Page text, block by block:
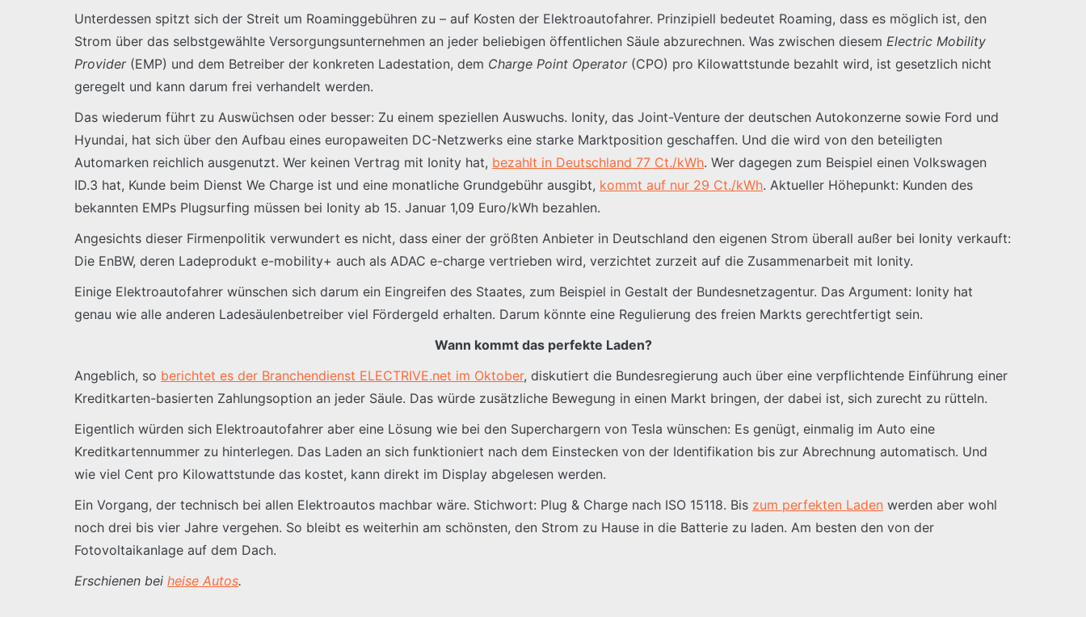
Unterdessen spitzt sich der Streit um Roaminggebühren zu – auf Kosten der Elektroautofahrer. Prinzipiell bedeutet Roaming, dass es möglich ist, den
Strom über das selbstgewählte Versorgungsunternehmen an jeder beliebigen öffentlichen Säule abzurechnen. Was zwischen diesem Electric Mobility
Provider (EMP) und dem Betreiber der konkreten Ladestation, dem Charge Point Operator(CPO) pro Kilowattstunde bezahlt wird, ist gesetzlich nicht
geregelt und kann darum frei verhandelt werden.
Das wiederum führt zu Auswüchsen oder besser: Zu einem speziellen Auswuchs. Ionity, das Joint-Venture der deutschen Autokonzerne sowie Ford und
Hyundai, hat sich über den Aufbau eines europaweiten DC-Netzwerks eine starke Marktposition geschaffen. Und die wird von den beteiligten
Automarken reichlich ausgenutzt. Wer keinen Vertrag mit Ionity hat, bezahlt in Deutschland 77 Ct./kWh. Wer dagegen zum Beispiel einen Volkswagen
ID.3 hat, Kunde beim Dienst We Charge ist und eine monatliche Grundgebühr ausgibt, kommt auf nur 29 Ct./kWh. Aktueller Höhepunkt: Kunden des
bekannten EMPs Plugsurfing müssen bei Ionity ab 15. Januar 1,09 Euro/kWh bezahlen.
Angesichts dieser Firmenpolitik verwundert es nicht, dass einer der größten Anbieter in Deutschland den eigenen Strom überall außer bei Ionity verkauft:
Die EnBW, deren Ladeprodukt e-mobility+ auch als ADAC e-charge vertrieben wird, verzichtet zurzeit auf die Zusammenarbeit mit Ionity.
Einige Elektroautofahrer wünschen sich darum ein Eingreifen des Staates, zum Beispiel in Gestalt der Bundesnetzagentur. Das Argument: Ionity hat
genau wie alle anderen Ladesäulenbetreiber viel Fördergeld erhalten. Darum könnte eine Regulierung des freien Markts gerechtfertigt sein.
Wann kommt das perfekte Laden?
Angeblich, so berichtet es der Branchendienst ELECTRIVE.net im Oktober, diskutiert die Bundesregierung auch über eine verpflichtende Einführung einer
Kreditkarten-basierten Zahlungsoption an jeder Säule. Das würde zusätzliche Bewegung in einen Markt bringen, der dabei ist, sich zurecht zu rütteln.
Eigentlich würden sich Elektroautofahrer aber eine Lösung wie bei den Superchargern von Tesla wünschen: Es genügt, einmalig im Auto eine
Kreditkartennummer zu hinterlegen. Das Laden an sich funktioniert nach dem Einstecken von der Identifikation bis zur Abrechnung automatisch. Und
wie viel Cent pro Kilowattstunde das kostet, kann direkt im Display abgelesen werden.
Ein Vorgang, der technisch bei allen Elektroautos machbar wäre. Stichwort: Plug & Charge nach ISO 15118. Bis zum perfekten Laden werden aber wohl
noch drei bis vier Jahre vergehen. So bleibt es weiterhin am schönsten, den Strom zu Hause in die Batterie zu laden. Am besten den von der
Fotovoltaikanlage auf dem Dach.
Erschienen bei heise Autos.